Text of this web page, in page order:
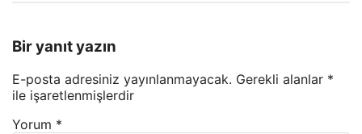
Bir yanıt yazın
E-posta adresiniz yayınlanmayacak. Gerekli alanlar *
ile işaretlenmişlerdir
Yorum *